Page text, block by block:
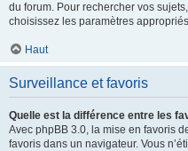
du forum. Pour rechercher vos
choisissez les paramètres
Haut
Surveillance et favoris
Quelle est la différence entre les
Avec phpBB 3.0, la mise en favoris
favoris dans un navigateur. Vous